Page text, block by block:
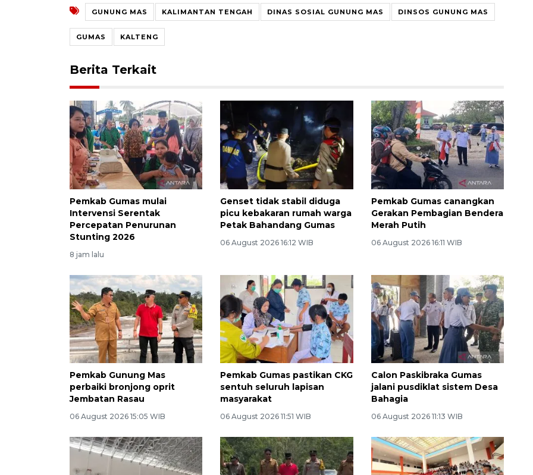
GUNUNG MAS KALIMANTAN TENGAH DINAS SOSIAL GUNUNG MAS DINSOS GUNUNG MAS
GUMAS KALTENG
Berita Terkait
Pemkab Gumas mulai
Intervensi Serentak
Percepatan Penurunan
Stunting 2026
8 jam lalu
Genset tidak stabil diduga
picu kebakaran rumah warga
Petak Bahandang Gumas
06 August 2026 16:12 WIB
Pemkab Gumas canangkan
Gerakan Pembagian Bendera
Merah Putih
06 August 2026 16:11 WIB
Pemkab Gunung Mas
perbaiki bronjong oprit
Jembatan Rasau
06 August 2026 15:05 WIB
Pemkab Gumas pastikan CKG
sentuh seluruh lapisan
masyarakat
06 August 2026 11:51 WIB
Calon Paskibraka Gumas
jalani pusdiklat sistem Desa
Bahagia
06 August 2026 11:13 WIB